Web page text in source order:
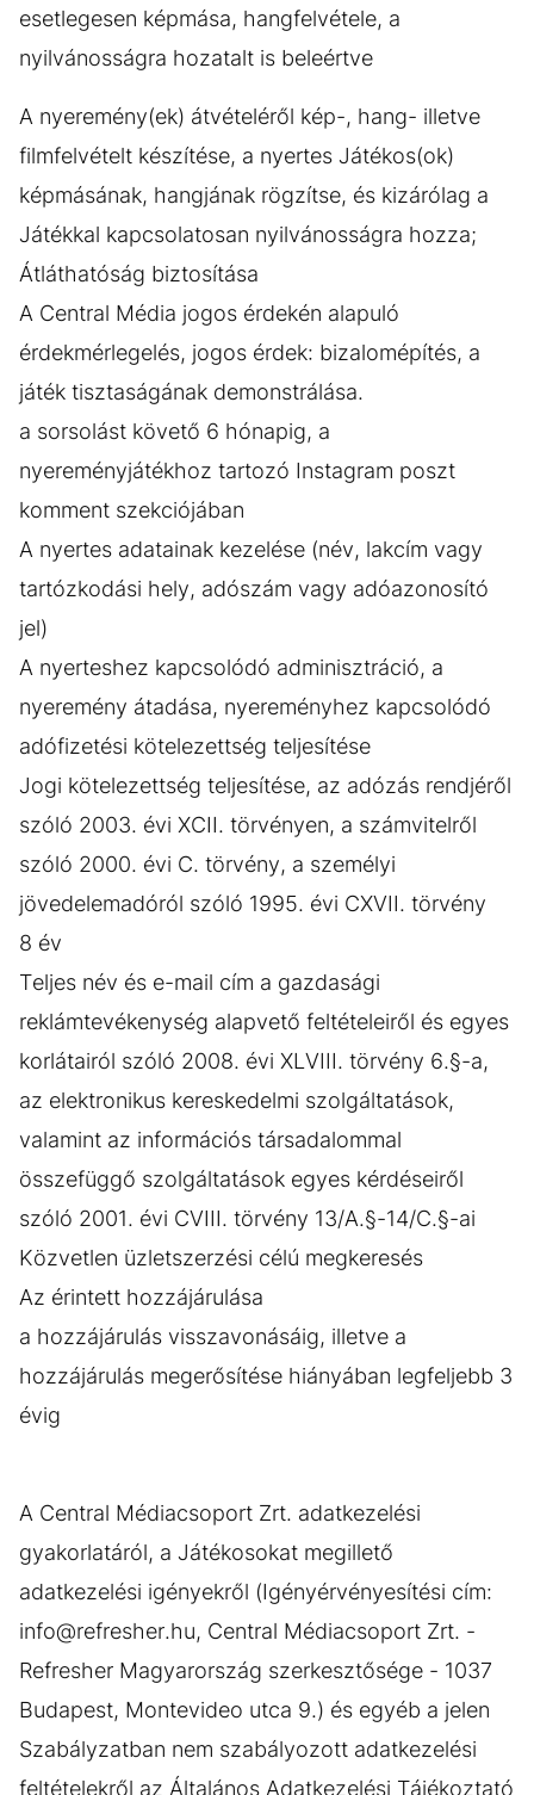
esetlegesen képmása, hangfelvétele, a
nyilvánosságra hozatalt is beleértve
A nyeremény(ek) átvételéről kép-, hang- illetve
filmfelvételt készítése, a nyertes Játékos(ok)
képmásának, hangjának rögzítse, és kizárólag a
Játékkal kapcsolatosan nyilvánosságra hozza;
Átláthatóság biztosítása
A Central Média jogos érdekén alapuló
érdekmérlegelés, jogos érdek: bizalomépítés, a
játék tisztaságának demonstrálása.
a sorsolást követő 6 hónapig, a
nyereményjátékhoz tartozó Instagram poszt
komment szekciójában
A nyertes adatainak kezelése (név, lakcím vagy
tartózkodási hely, adószám vagy adóazonosító
jel)
A nyerteshez kapcsolódó adminisztráció, a
nyeremény átadása, nyereményhez kapcsolódó
adófizetési kötelezettség teljesítése
Jogi kötelezettség teljesítése, az adózás rendjéről
szóló 2003. évi XCII. törvényen, a számvitelről
szóló 2000. évi C. törvény, a személyi
jövedelemadóról szóló 1995. évi CXVII. törvény
8 év
Teljes név és e-mail cím a gazdasági
reklámtevékenység alapvető feltételeiről és egyes
korlátairól szóló 2008. évi XLVIII. törvény 6.§-a,
az elektronikus kereskedelmi szolgáltatások,
valamint az információs társadalommal
összefüggő szolgáltatások egyes kérdéseiről
szóló 2001. évi CVIII. törvény 13/A.§-14/C.§-ai
Közvetlen üzletszerzési célú megkeresés
Az érintett hozzájárulása
a hozzájárulás visszavonásáig, illetve a
hozzájárulás megerősítése hiányában legfeljebb 3
évig
A Central Médiacsoport Zrt. adatkezelési
gyakorlatáról, a Játékosokat megillető
adatkezelési igényekről (Igényérvényesítési cím:
info@refresher.hu, Central Médiacsoport Zrt. -
Refresher Magyarország szerkesztősége - 1037
Budapest, Montevideo utca 9.) és egyéb a jelen
Szabályzatban nem szabályozott adatkezelési
feltételekről az Általános Adatkezelési Tájékoztató